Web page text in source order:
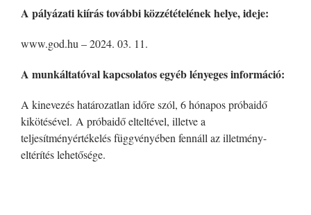
A pályázati kiírás további közzétételének helye, ideje:
www.god.hu – 2024. 03. 11.
A munkáltatóval kapcsolatos egyéb lényeges információ:
A kinevezés határozatlan időre szól, 6 hónapos próbaidő
kikötésével. A próbaidő elteltével, illetve a
teljesítményértékelés függvényében fennáll az illetmény-
eltérítés lehetősége.